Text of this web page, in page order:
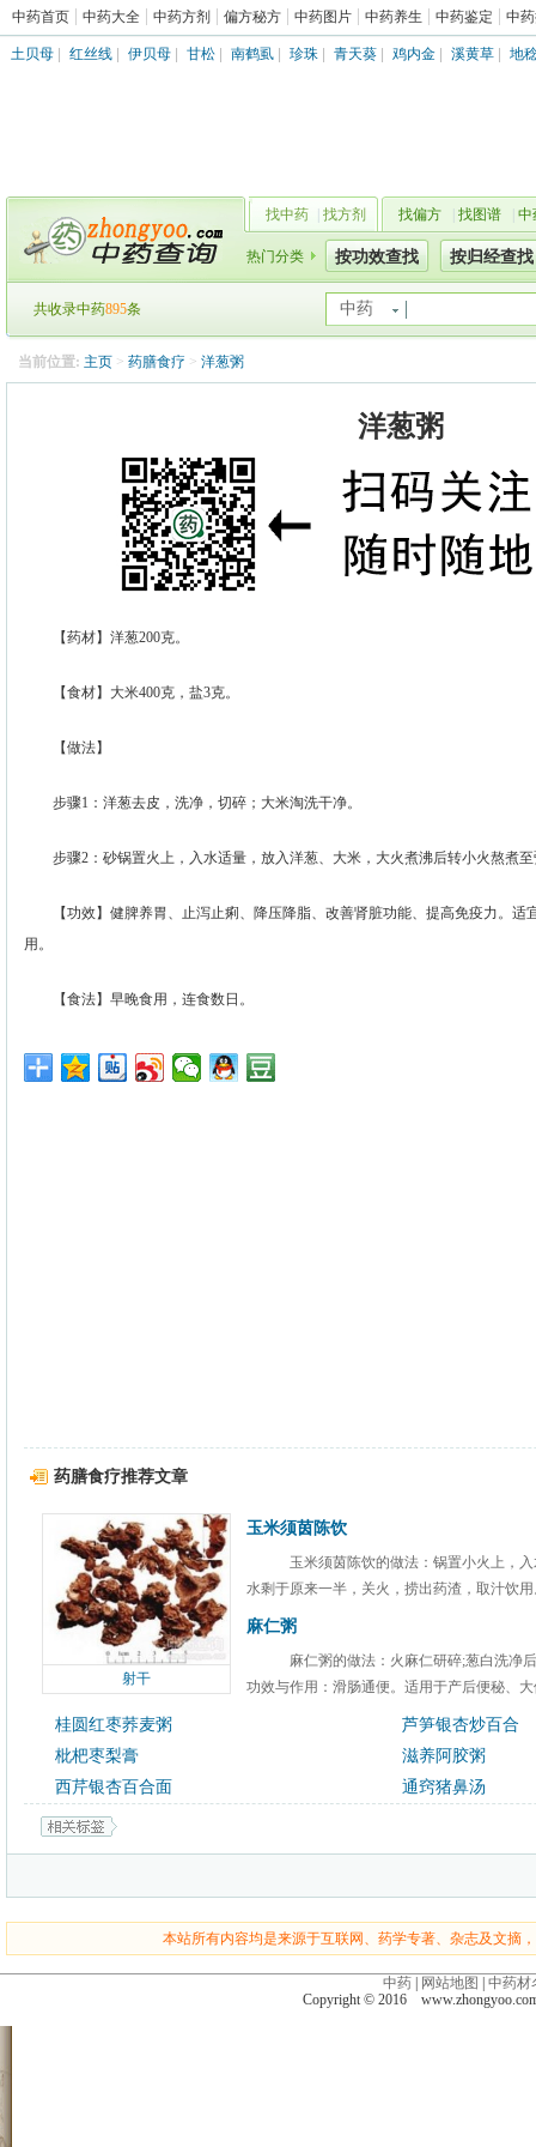
中药首页 中药大全 中药方剂 偏方秘方 中药图片 中药养生 中药鉴定 中
土贝母 红丝线 伊贝母 甘松 南鹤虱 珍珠 青天葵 鸡内金 溪黄草 地
找中药 找方剂 找偏方 找图谱 中
热门分类 按功效查找 按归经查找
共收录中药895条 中药
当前位置: 主页 > 药膳食疗 > 洋葱粥
洋葱粥
【药材】洋葱200克。
【食材】大米400克，盐3克。
【做法】
步骤1：洋葱去皮，洗净，切碎；大米淘洗干净。
步骤2：砂锅置火上，入水适量，放入洋葱、大米，大火煮沸后转小火熬煮至
【功效】健脾养胃、止泻止痢、降压降脂、改善肾脏功能、提高免疫力。适
用。
【食法】早晚食用，连食数日。
药膳食疗推荐文章
射干
玉米须茵陈饮
玉米须茵陈饮的做法：锅置小火上，
水剩于原来一半，关火，捞出药渣，取汁饮
麻仁粥
麻仁粥的做法：火麻仁研碎;葱白洗净
功效与作用：滑肠通便。适用于产后便秘、
桂圆红枣荞麦粥
芦笋银杏炒百合
枇杷枣梨膏
滋养阿胶粥
西芹银杏百合面
通窍猪鼻汤
本站所有内容均是来源于互联网、药学专著、杂志及文摘
中药 网站地图
中药材
Copyright © 2016